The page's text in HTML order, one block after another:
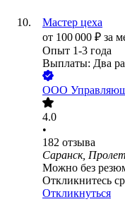
Мастер цеха
от 100 000 ₽ за
Опыт 1-3 года
Выплаты: Два
ООО
4.0
•
182 отзыва
Саранск,
Можно без
Откликнитесь
Откликнуться